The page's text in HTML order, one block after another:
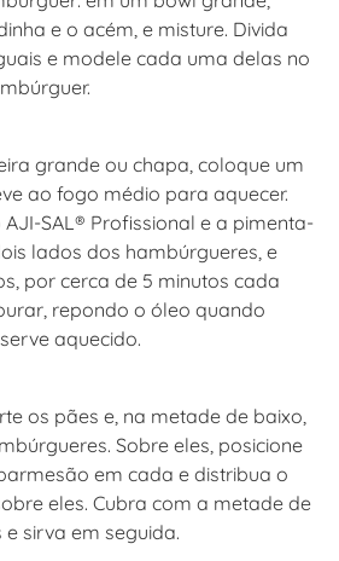
e o acém, e misture. Divida
e modele cada uma delas no
grande ou chapa, coloque um
ao fogo médio para aquecer.
SAL® Profissional e a pimenta-
lados dos hambúrgueres, e
por cerca de 5 minutos cada
repondo o óleo quando
aquecido.
os pães e, na metade de baixo,
Sobre eles, posicione
em cada e distribua o
eles. Cubra com a metade de
sirva em seguida.